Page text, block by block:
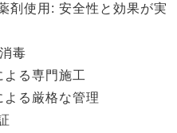
剤使用 : 安全性と効果が実
毒
よる専門施工
よる厳格な管理